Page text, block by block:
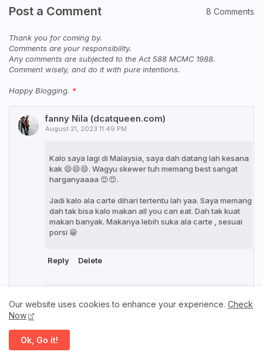
Post a Comment 8 Comments
Thank you for coming by.
Comments are your responsibility.
Any comments are subjected to the Act 588 MCMC 1988.
Comment wisely, and do it with pure intentions.
Happy Blogging.
fanny Nila (dcatqueen.com)
August 21, 2023 11:49 PM
Kalo saya lagi di Malaysia, saya dah datang lah kesana
kak 😄😄😄. Wagyu skewer tuh memang best sangat
harganyaaaa 😍😍.
Jadi kalo ala carte dihari tertentu lah yaa. Saya memang
dah tak bisa kalo makan all you can eat. Dah tak kuat
makan banyak. Makanya lebih suka ala carte , sesuai
porsi 😁
Reply Delete
August 22, 2023 8:56 PM
Our website uses cookies to enhance your experience. Check
Now
Ok, Go it!